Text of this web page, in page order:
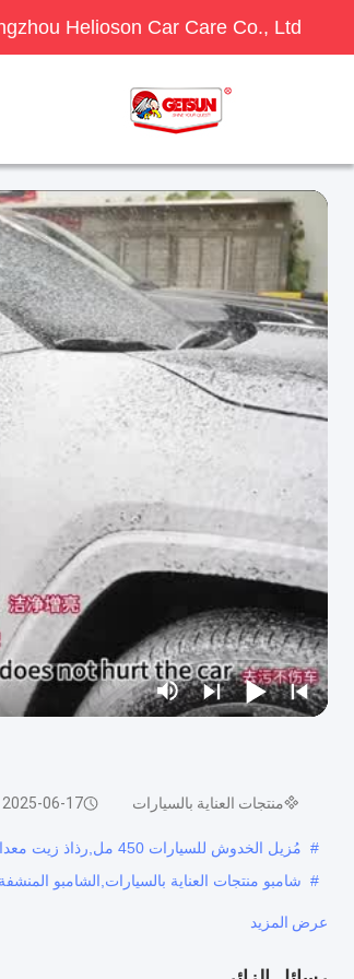
Helioson Car Care Co., Ltd.
منتجات العناية بالسيارات 2025-06-17
# مُزيل الخدوش للسيارات 450 مل,رذاذ زيت معدات التروس الزيت,مناشف ميكروفايبر 40 × 40
# شامبو منتجات العناية بالسيارات,الشامبو
عرض المزيد